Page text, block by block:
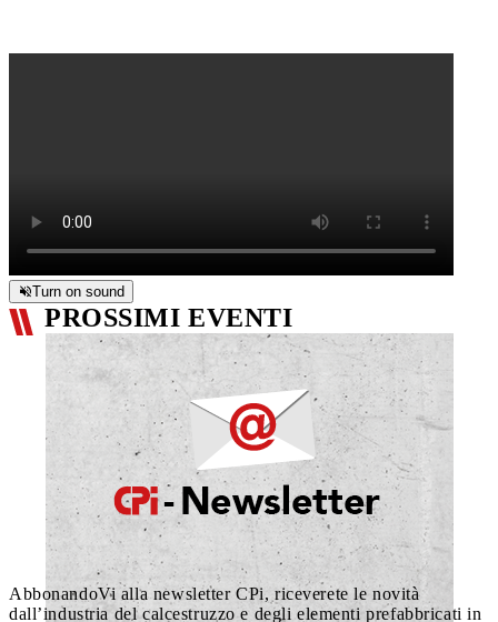
Turn on sound
PROSSIMI EVENTI
AbbonandoVi alla newsletter CPi, riceverete le novità
dall’industria del calcestruzzo e degli elementi prefabbricati in